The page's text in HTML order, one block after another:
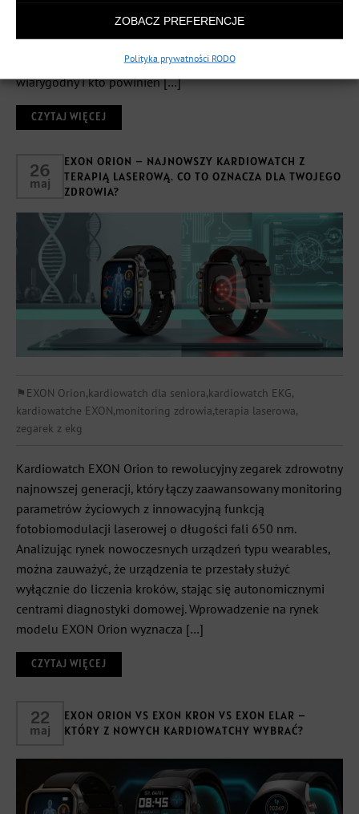
ZOBACZ PREFERENCJE
Polityka prywatności RODO
być gadżetem dla entuzjastów technologii, a staje się
realnym narzędziem codziennej profilaktyki. Ale czy pomiar
elektrokardiogramu na nadgarstku jest naprawdę
wiarygodny i kto powinien […]
CZYTAJ WIĘCEJ
26
maj
EXON ORION – NAJNOWSZY KARDIOWATCH Z
TERAPIĄ LASEROWĄ. CO TO OZNACZA DLA TWOJEGO
ZDROWIA?
⚑ EXON Orion,kardiowatch dla seniora,kardiowatch EKG,
kardiowatche EXON,monitoring zdrowia,terapia laserowa,
zegarek z ekg
Kardiowatch EXON Orion to rewolucyjny zegarek zdrowotny
najnowszej generacji, który łączy zaawansowany monitoring
parametrów życiowych z innowacyjną funkcją
fotobiomodulacji laserowej o długości fali 650 nm.
Analizując rynek nowoczesnych urządzeń typu wearables,
można zauważyć, że urządzenia te przestały służyć
wyłącznie do liczenia kroków, stając się autonomicznymi
centrami diagnostyki domowej. Wprowadzenie na rynek
modelu EXON Orion wyznacza […]
CZYTAJ WIĘCEJ
22
maj
EXON ORION VS EXON KRON VS EXON ELAR –
KTÓRY Z NOWYCH KARDIOWATCHY WYBRAĆ?